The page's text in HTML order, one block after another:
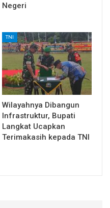
Negeri
TNI
Wilayahnya Dibangun
Infrastruktur, Bupati
Langkat Ucapkan
Terimakasih kepada TNI